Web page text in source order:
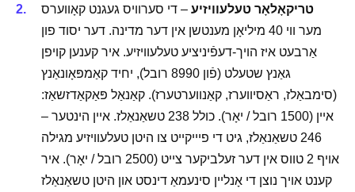
טריקאָלאָר טעלעוויזיע – די סערוויס געגנט קאָווערס
מער ווי 40 מיליאָן מענטשן אין דער מדינה. דער יסוד פון
אַרבעט איז הויך-דעפֿיניציע טעלעוויזיע. איר קענען קויפן
גאַנץ שטעלט (פֿון 8990 רובל), יחיד קאַמפּאָונאַנץ
(סימבאַלז, ראַסיווערז, קאַנווערטערז). קאַנאַל פּאַקאַדזשאַז:
איין (1500 רובל / יאָר). כולל 238 טשאַנאַלז. איין הינטער –
246 טשאַנאַלז, גיט די פיייקייט צו היטן טעלעוויזיע מגילה
אויף 2 טווס אין דער זעלביקער צייט (2500 רובל / יאָר). איר
קענט אויך נוצן די אָנליין סינעמאַ דינסט און היטן טשאַנאַלז